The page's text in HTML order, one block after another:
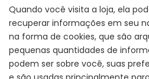
Quando você visita a loja, ela
recuperar informações em seu
na forma de cookies, que são
pequenas quantidades de
podem ser sobre você, suas